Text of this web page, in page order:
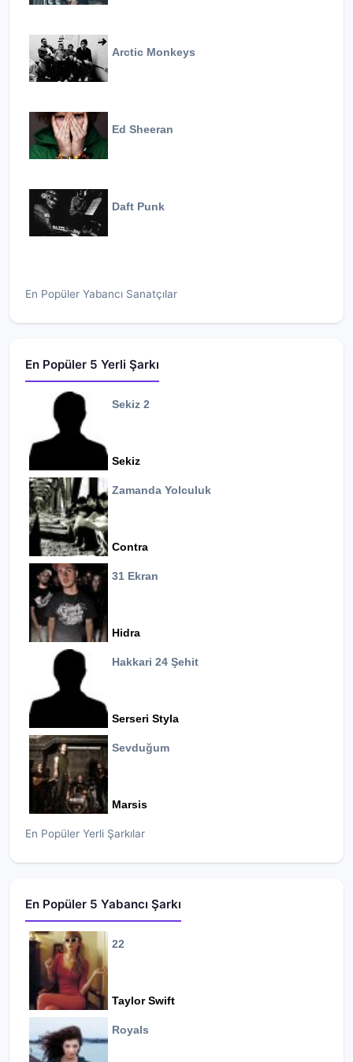
Arctic Monkeys
Ed Sheeran
Daft Punk
En Popüler Yabancı Sanatçılar
En Popüler 5 Yerli Şarkı
Sekiz 2
Sekiz
Zamanda Yolculuk
Contra
31 Ekran
Hidra
Hakkari 24 Şehit
Serseri Styla
Sevduğum
Marsis
En Popüler Yerli Şarkılar
En Popüler 5 Yabancı Şarkı
22
Taylor Swift
Royals